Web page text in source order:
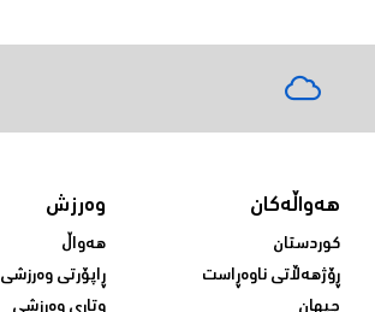
هەواڵەکان
کوردستان
ڕۆژهەڵاتی ناوەڕاست
وەرزش
هەواڵ
ڕاپۆرتی وەرزشی